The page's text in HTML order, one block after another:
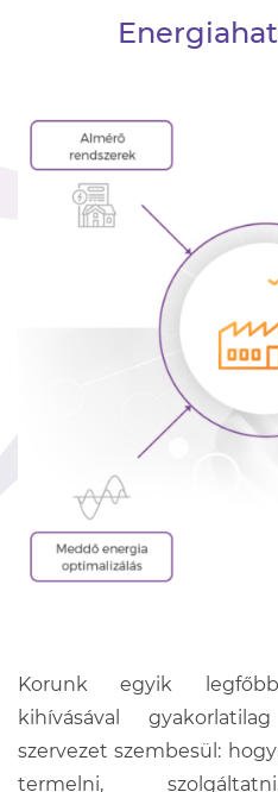
Korunk egyik legfőbb
kihívásával
szervezet szembesül:
termelni,